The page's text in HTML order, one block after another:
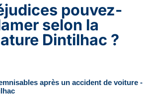
pouvez-
selon la
Dintilhac ?
après un accident de voiture -